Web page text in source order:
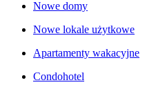
Nowe domy
Nowe lokale użytkowe
Apartamenty wakacyjne
Condohotel